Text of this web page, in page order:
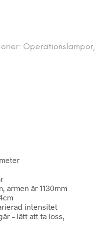
Operationslampor,
armen är 1130mm
intensitet
– lätt att ta loss,